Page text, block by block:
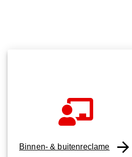
Binnen- & buitenreclame